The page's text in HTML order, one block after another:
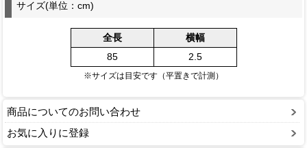
サイズ(単位：cm)
全長
横幅
85
2.5
※サイズは目安です（平置きで計測）
商品についてのお問い合わせ
お気に入りに登録